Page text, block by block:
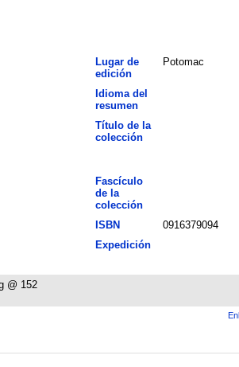
Lugar de
edición
Potomac
Idioma del
resumen
Título de la
colección
Fascículo
de la
colección
ISBN 0916379094
Expedición
@ 152